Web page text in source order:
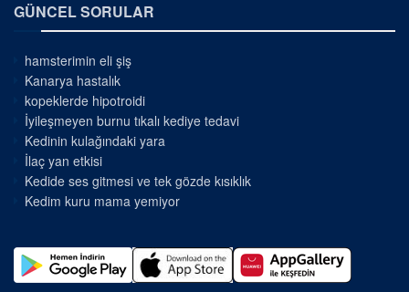
GÜNCEL SORULAR
hamsterimin eli şiş
Kanarya hastalık
kopeklerde hipotroidi
İyileşmeyen burnu tıkalı kediye tedavi
Kedinin kulağındaki yara
İlaç yan etkisi
Kedide ses gitmesi ve tek gözde kısıklık
Kedim kuru mama yemiyor